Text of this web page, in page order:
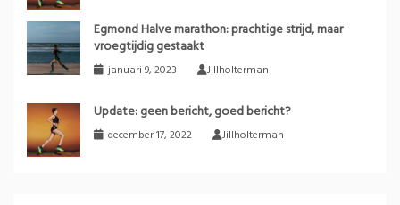
Egmond Halve marathon: prachtige strijd, maar
vroegtijdig gestaakt
januari 9, 2023 Jillholterman
Update: geen bericht, goed bericht?
december 17, 2022 Jillholterman